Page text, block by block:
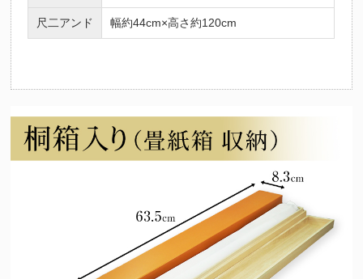
尺二アンド 幅約44cm×高さ約120cm